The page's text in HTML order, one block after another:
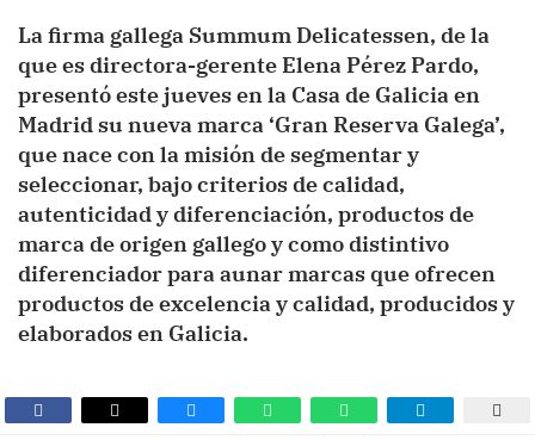
La firma gallega Summum Delicatessen, de la
que es directora-gerente Elena Pérez Pardo,
presentó este jueves en la Casa de Galicia en
Madrid su nueva marca ‘Gran Reserva Galega’,
que nace con la misión de segmentar y
seleccionar, bajo criterios de calidad,
autenticidad y diferenciación, productos de
marca de origen gallego y como distintivo
diferenciador para aunar marcas que ofrecen
productos de excelencia y calidad, producidos y
elaborados en Galicia.